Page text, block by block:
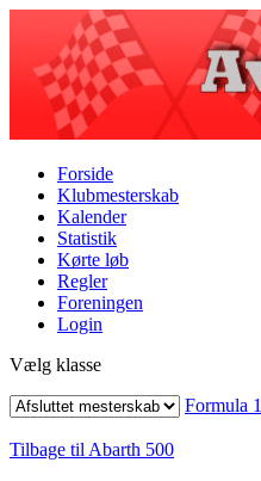
Forside
Klubmesterskab
Kalender
Statistik
Kørte løb
Regler
Foreningen
Login
Vælg klasse
Formula 1
Tilbage til Abarth 500